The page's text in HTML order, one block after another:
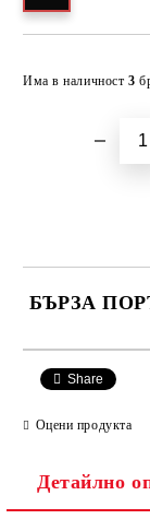
Има в наличност 3
БЪРЗА
Share
Оцени продукта
Детайлно